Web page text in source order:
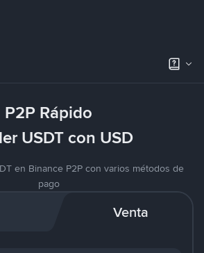
P2P Rápido
USDT con USD
en Binance P2P con varios métodos de
pago
Venta